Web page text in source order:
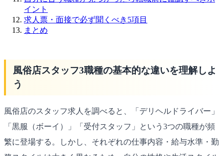
イント
求人票・面接で必ず聞くべき5項目
まとめ
風俗店スタッフ3職種の基本的な違いを理解しよ
う
風俗店のスタッフ求人を調べると、「デリヘルドライバー」
「黒服（ボーイ）」「受付スタッフ」という3つの職種が頻
繁に登場する。しかし、それぞれの仕事内容・給与水準・勤